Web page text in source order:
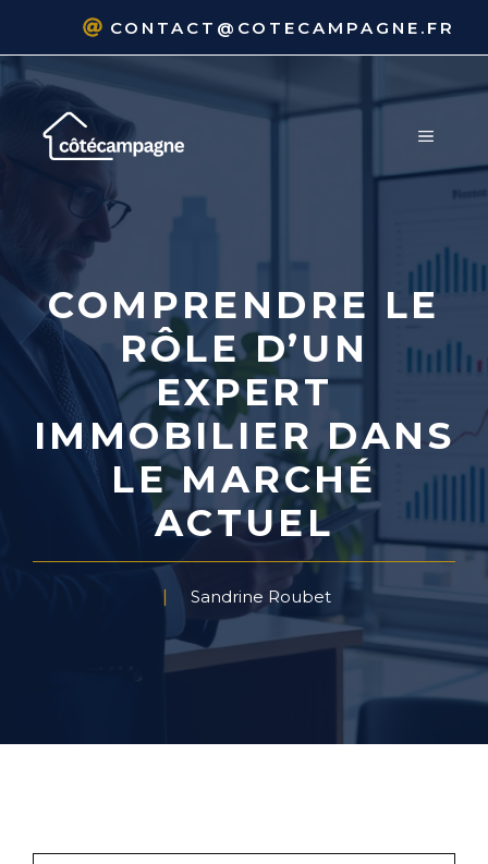
contenu
CONTACT@COTECAMPAGNE.FR
MENU
COMPRENDRE LE
RÔLE D’UN
EXPERT
IMMOBILIER DANS
LE MARCHÉ
ACTUEL
Sandrine Roubet